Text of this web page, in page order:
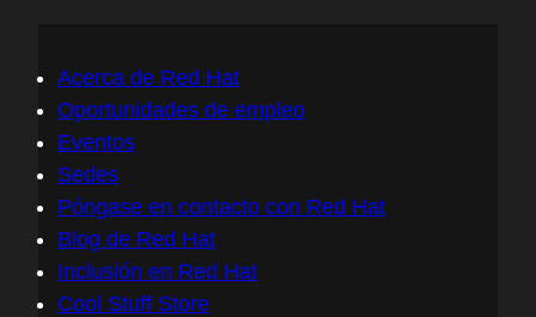
Acerca de Red Hat
Oportunidades de empleo
Eventos
Sedes
Póngase en contacto con Red Hat
Blog de Red Hat
Inclusión en Red Hat
Cool Stuff Store